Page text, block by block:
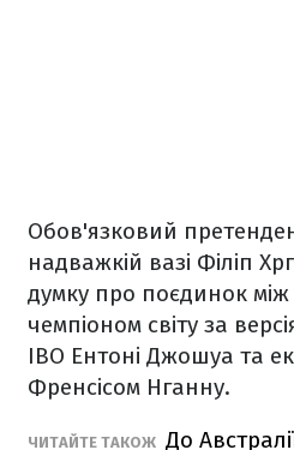
Обов'язковий
надважкій вазі Філіп
думку про поєдинок
чемпіоном світу за
IBO Ентоні Джошуа та
Френсісом Нганну.
ЧИТАЙТЕ ТАКОЖ До